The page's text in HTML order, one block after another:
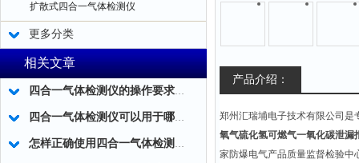
扩散式四合一气体检测仪
更多分类
相关文章
四合一气体检测仪的操作要求有哪些？
四合一气体检测仪可以用于哪些场所?
怎样正确使用四合一气体检测仪？
产品介绍：
郑州汇瑞埔电子技术有限公司是
氧气硫化氢可燃气一氧化碳泄漏
家防爆电气产品质量监督检验中